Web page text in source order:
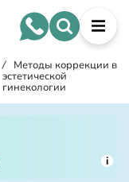
/ Методы коррекции в
эстетической
гинекологии
i